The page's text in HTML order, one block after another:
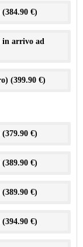
(384.90 €)
in arrivo ad
(399.90 €)
(379.90 €)
(389.90 €)
(389.90 €)
(394.90 €)